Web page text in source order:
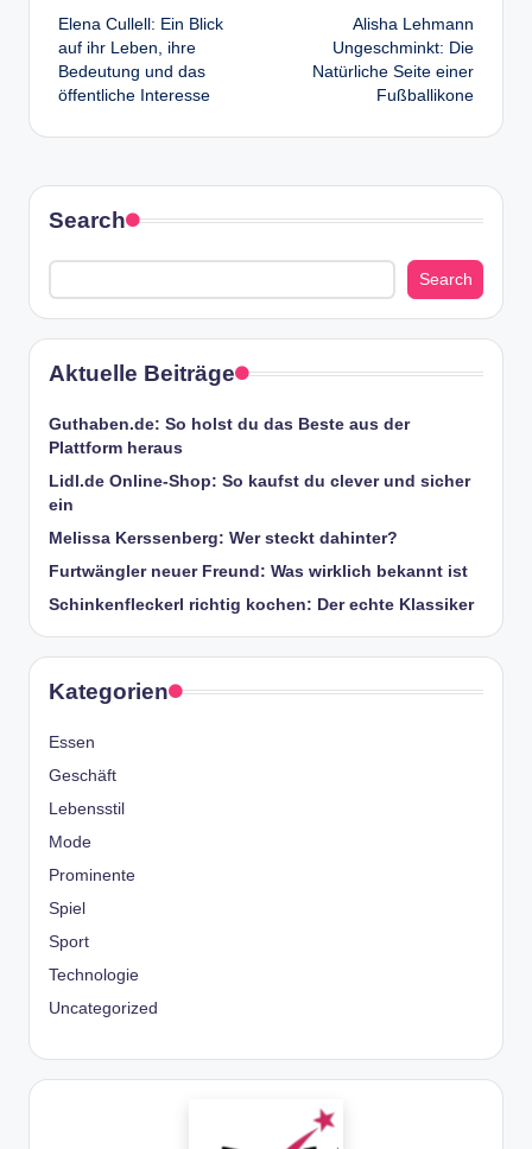
navigation
Elena Cullell: Ein Blick
auf ihr Leben, ihre
Bedeutung und das
öffentliche Interesse
Alisha Lehmann
Ungeschminkt: Die
Natürliche Seite einer
Fußballikone
Search
Search
Aktuelle Beiträge
Guthaben.de: So holst du das Beste aus der
Plattform heraus
Lidl.de Online-Shop: So kaufst du clever und sicher
ein
Melissa Kerssenberg: Wer steckt dahinter?
Furtwängler neuer Freund: Was wirklich bekannt ist
Schinkenfleckerl richtig kochen: Der echte Klassiker
Kategorien
Essen
Geschäft
Lebensstil
Mode
Prominente
Spiel
Sport
Technologie
Uncategorized